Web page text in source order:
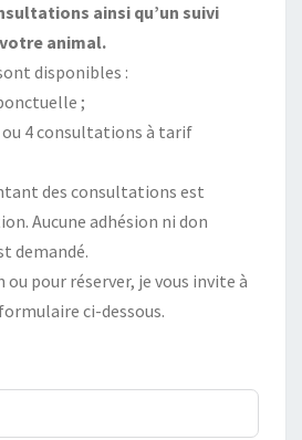
ainsi qu’un suivi
animal.
disponibles :
;
ou 4 consultations à tarif
des consultations est
Aucune adhésion ni don
demandé.
pour réserver, je vous invite à
ci-dessous.